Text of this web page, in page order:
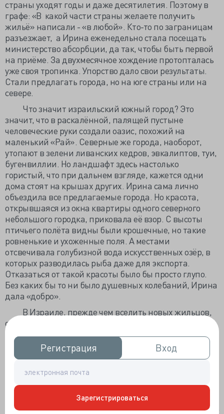
Регистрация
Регистрация Вход
Вход
Зарегистрироваться
страны уходят годы и даже десятилетия. Поэтому в
графе: «В какой части страны желаете получить
жильё» написали - «в любой». Кто-то по заграницам
разъезжает, а Ирина еженедельно стала посещать
министерство абсорбции, да так, чтобы быть первой
на приёме. За двухмесячное хождение протопталась
уже своя тропинка. Упорство дало свои результаты.
Стали предлагать города, но на юге страны или на
севере.
Что значит израильский южный город? Это
значит, что в раскалённой, палящей пустыне
человеческие руки создали оазис, похожий на
маленький «Рай». Северные же города, наоборот,
утопают в зелени ливанских кедров, эвкалиптов, туи,
бугенвиллии. Но ландшафт здесь настолько
гористый, что при дальнем взгляде, кажется одни
дома стоят на крышах других. Ирина сама лично
объездила все предлагаемые города. Но красота,
открывшаяся из окна квартиры одного северного
небольшого городка, приковала её взор. С высоты
птичьего полёта видны были крошечные, но такие
ровненькие и ухоженные поля. А местами
отсвечивала голубизной вода искусственных озёр, в
которых разводилась рыба даже для экспорта.
Отказаться от такой красоты было бы просто глупо.
Без каких бы то ни было душевных колебаний, Ирина
дала «добро».
В Израиле, прежде чем вселить новых жильцов,
обязательно делается ремонт, иногда косметический,
а иногда и капитальный – в зависимости от
состояния квартиры. Вот и Ирине с Альбертом
пришлось ждать 1 ½ - 2 месяца, пока квартиру
документы с компанией «Амидар», получены ключи,
можно въезжать в любое время. В связи с тем, что до
наступления Еврейского Нового Года остались
считанные дни, переезд решили отложить, чтобы, как